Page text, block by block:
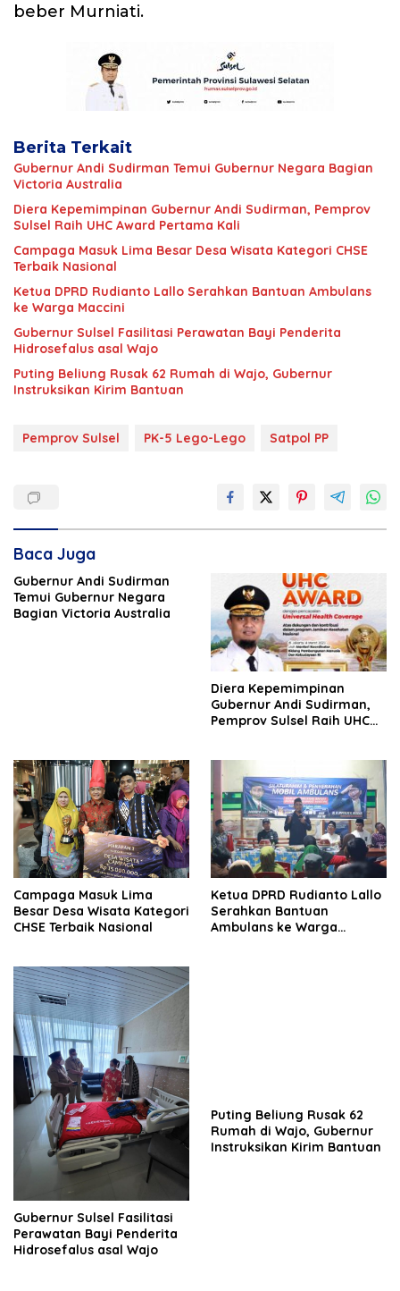
beber Murniati.
Berita Terkait
Gubernur Andi Sudirman Temui Gubernur Negara Bagian
Victoria Australia
Diera Kepemimpinan Gubernur Andi Sudirman, Pemprov
Sulsel Raih UHC Award Pertama Kali
Campaga Masuk Lima Besar Desa Wisata Kategori CHSE
Terbaik Nasional
Ketua DPRD Rudianto Lallo Serahkan Bantuan Ambulans
ke Warga Maccini
Gubernur Sulsel Fasilitasi Perawatan Bayi Penderita
Hidrosefalus asal Wajo
Puting Beliung Rusak 62 Rumah di Wajo, Gubernur
Instruksikan Kirim Bantuan
Pemprov Sulsel PK-5 Lego-Lego Satpol PP
Baca Juga
Gubernur Andi Sudirman
Temui Gubernur Negara
Bagian Victoria Australia
Diera Kepemimpinan
Gubernur Andi Sudirman,
Pemprov Sulsel Raih UHC
Campaga Masuk Lima
Besar Desa Wisata Kategori
CHSE Terbaik Nasional
Ketua DPRD Rudianto Lallo
Serahkan Bantuan
Ambulans ke Warga
Gubernur Sulsel Fasilitasi
Perawatan Bayi Penderita
Hidrosefalus asal Wajo
Puting Beliung Rusak 62
Rumah di Wajo, Gubernur
Instruksikan Kirim Bantuan